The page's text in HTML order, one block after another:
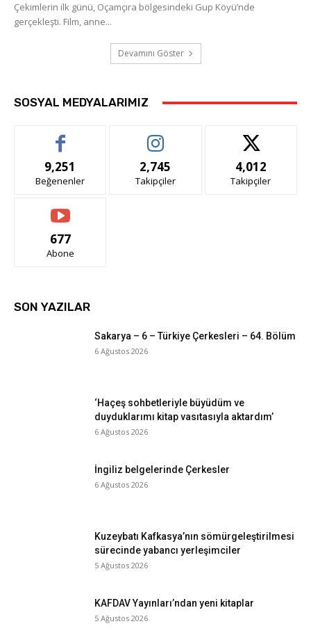
Çekimlerin ilk günü, Oçamçıra bölgesindeki Gup Köyü’nde
gerçekleşti. Film, anne...
Devamını Göster
SOSYAL MEDYALARIMIZ
9,251
Beğenenler
2,745
Takipçiler
4,012
Takipçiler
677
Abone
SON YAZILAR
Sakarya – 6 – Türkiye Çerkesleri – 64. Bölüm
6 Ağustos 2026
‘Haçeş sohbetleriyle büyüdüm ve
duyduklarımı kitap vasıtasıyla aktardım’
6 Ağustos 2026
İngiliz belgelerinde Çerkesler
6 Ağustos 2026
Kuzeybatı Kafkasya’nın sömürgeleştirilmesi
sürecinde yabancı yerleşimciler
5 Ağustos 2026
KAFDAV Yayınları’ndan yeni kitaplar
5 Ağustos 2026